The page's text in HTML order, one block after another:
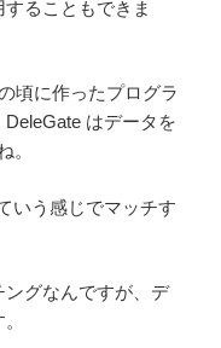
ることもできま
頃に作ったプログラ
はデータを
。
いう感じでマッチす
グなんですが、デ